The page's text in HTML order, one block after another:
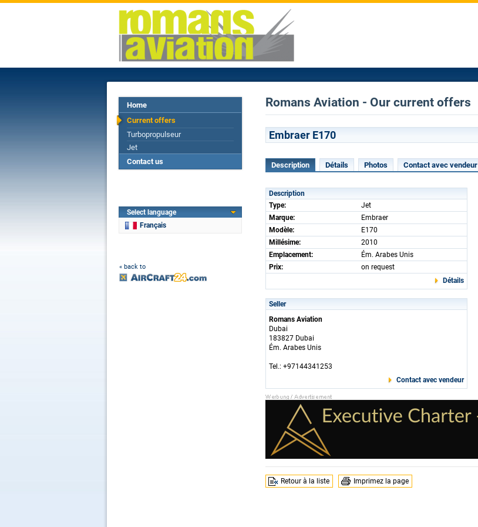
Home
Current offers
Turbopropulseur
Jet
Contact us
Select language
Français
« back to
Romans Aviation - Our current offers
Embraer E170
Description Détails Photos Contact avec vendeur
Description
Type:
Jet
Marque:
Embraer
Modèle:
E170
Millésime:
2010
Emplacement:
Ém. Arabes Unis
Prix:
on request
Détails
Seller
Romans Aviation
Dubai
183827 Dubai
Ém. Arabes Unis
Tel.: +97144341253
Contact avec vendeur
Retour à la liste Imprimez la page